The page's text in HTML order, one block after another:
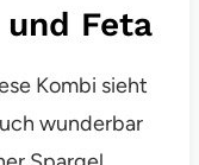
Feta
Kombi sieht
wunderbar